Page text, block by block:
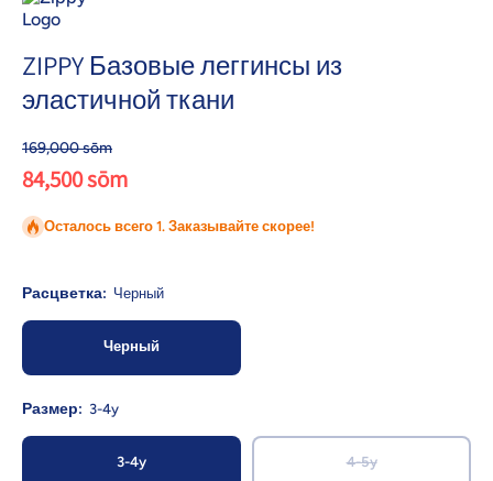
ZIPPY Базовые леггинсы из
эластичной ткани
169,000 sōm
84,500 sōm
Осталось всего 1. Заказывайте скорее!
Расцветка: Черный
Черный
Размер: 3-4y
3-4y 4-5y